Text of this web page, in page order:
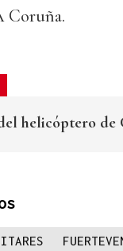
Coruña.
helicóptero de